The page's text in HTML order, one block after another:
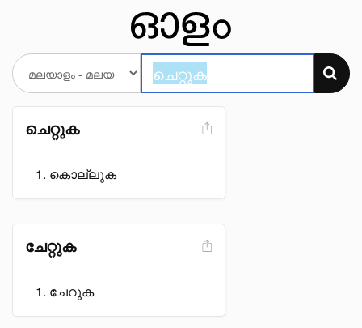
ചെറ്റുക
കൊല്ലുക
ചേറ്റുക
ചേറുക